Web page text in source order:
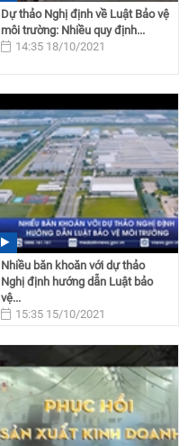
Dự thảo Nghị định về Luật Bảo vệ
môi trường: Nhiều quy định...
14:35 18/10/2021
Nhiều băn khoăn với dự thảo
Nghị định hướng dẫn Luật bảo
vệ...
15:35 15/10/2021